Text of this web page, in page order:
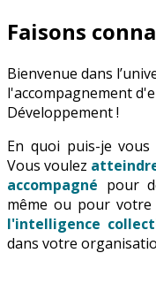
Faisons
Bienvenue dans
l'accompagnement
Développement !
En quoi puis-je vous
Vous voulez
accompagné pour
même ou pour
l'intelligence
dans votre